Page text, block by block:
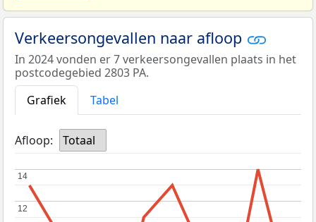
Verkeersongevallen naar afloop
In 2024 vonden er 7 verkeersongevallen plaats in het
postcodegebied 2803 PA.
Grafiek
Tabel
Afloop: Totaal
12
12
14
14